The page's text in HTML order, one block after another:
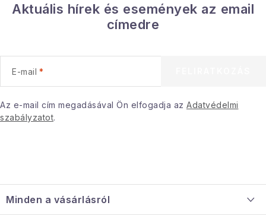
Aktuális hírek és események az email
címedre
E-mail
Az e-mail cím megadásával Ön elfogadja az Adatvédelmi
szabályzatot.
á
bMinden a vásárlásról